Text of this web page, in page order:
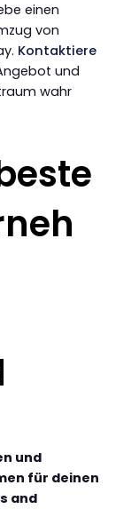
einen
von
Kontaktiere
und
wahr
und
für deinen
and